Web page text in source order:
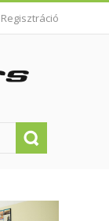
Regisztráció